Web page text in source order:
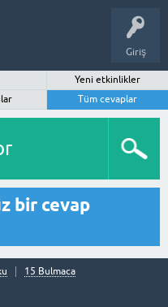
Giriş
Yeni etkinlikler
Tüm cevaplar
bir cevap
15 Bulmaca